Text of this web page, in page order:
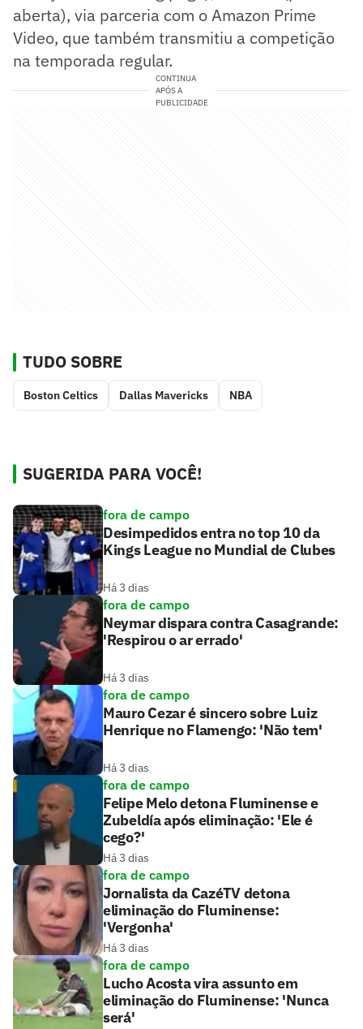
aberta), via parceria com o Amazon Prime
Video, que também transmitiu a competição
na temporada regular.
CONTINUA
APÓS A
PUBLICIDADE
TUDO SOBRE
Boston Celtics Dallas Mavericks NBA
SUGERIDA PARA VOCÊ!
fora de campo
Desimpedidos entra no top 10 da
Kings League no Mundial de Clubes
Há 3 dias
fora de campo
Neymar dispara contra Casagrande:
'Respirou o ar errado'
Há 3 dias
fora de campo
Mauro Cezar é sincero sobre Luiz
Henrique no Flamengo: 'Não tem'
Há 3 dias
fora de campo
Felipe Melo detona Fluminense e
Zubeldía após eliminação: 'Ele é
cego?'
Há 3 dias
fora de campo
Jornalista da CazéTV detona
eliminação do Fluminense:
'Vergonha'
Há 3 dias
fora de campo
Lucho Acosta vira assunto em
eliminação do Fluminense: 'Nunca
será'